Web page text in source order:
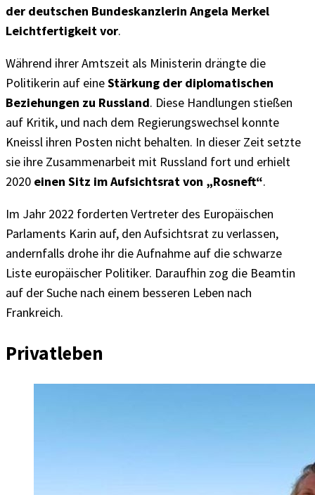
der deutschen Bundeskanzlerin Angela Merkel
Leichtfertigkeit vor.
Während ihrer Amtszeit als Ministerin drängte die
Politikerin auf eineStärkung der diplomatischen
Beziehungen zu Russland. Diese Handlungen stießen
auf Kritik, und nach dem Regierungswechsel konnte
Kneissl ihren Posten nicht behalten. In dieser Zeit setzte
sie ihre Zusammenarbeit mit Russland fort und erhielt
2020 einen Sitz im Aufsichtsrat von „Rosneft“.
Im Jahr 2022 forderten Vertreter des Europäischen
Parlaments Karin auf, den Aufsichtsrat zu verlassen,
andernfalls drohe ihr die Aufnahme auf die schwarze
Liste europäischer Politiker. Daraufhin zog die Beamtin
auf der Suche nach einem besseren Leben nach
Frankreich.
Privatleben